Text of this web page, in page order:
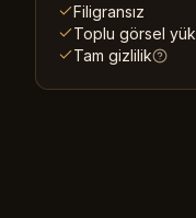
Filigransız
Toplu görsel
Tam gizlilik